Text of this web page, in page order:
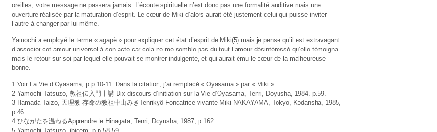
oreilles, votre message ne passera jamais. L’écoute spirituelle n’est donc pas une formalité auditive mais une
ouverture réalisée par la maturation d’esprit. Le cœur de Miki d’alors aurait été justement celui qui puisse inviter
l’autre à changer par lui-même.
Yamochi a employé le terme « agapè » pour expliquer cet état d’esprit de Miki(5) mais je pense qu’il est extravagant
d’associer cet amour universel à son acte car cela ne me semble pas du tout l’amour désintéressé qu’elle témoigna
mais le retour sur soi par lequel elle pouvait se montrer indulgente, et qui aurait ému le cœur de la malheureuse
bonne.
1 Voir La Vie d’Oyasama, p.p.10-11. Dans la citation, j’ai remplacé « Oyasama » par « Miki ».
2 Yamochi Tatsuzo, 教祖伝入門十講 Dix discours d’initiation sur la Vie d’Oyasama, Tenri, Doyusha, 1984. p.59.
3 Hamada Taizo, 天理教‐存命の教祖中山みきTenrikyô-Fondatrice vivante Miki NAKAYAMA, Tokyo, Kodansha, 1985,
p.46
4 ひながたを温ねるApprendre le Hinagata, Tenri, Doyusha, 1987, p.162.
5 Yamochi Tatsuzo, ibidem. p.p.58-59.